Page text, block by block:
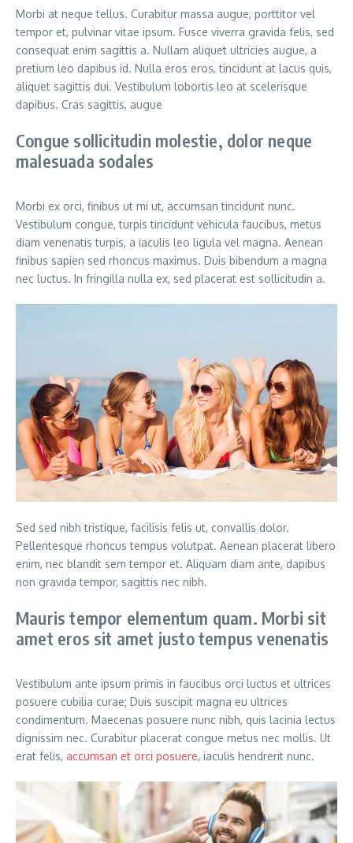
Morbi at neque tellus. Curabitur massa augue, porttitor vel
tempor et, pulvinar vitae ipsum. Fusce viverra gravida felis, sed
consequat enim sagittis a. Nullam aliquet ultricies augue, a
pretium leo dapibus id. Nulla eros eros, tincidunt at lacus quis,
aliquet sagittis dui. Vestibulum lobortis leo at scelerisque
dapibus. Cras sagittis, augue
Congue sollicitudin molestie, dolor neque
malesuada sodales
Morbi ex orci, finibus ut mi ut, accumsan tincidunt nunc.
Vestibulum congue, turpis tincidunt vehicula faucibus, metus
diam venenatis turpis, a iaculis leo ligula vel magna. Aenean
finibus sapien sed rhoncus maximus. Duis bibendum a magna
nec luctus. In fringilla nulla ex, sed placerat est sollicitudin a.
Sed sed nibh tristique, facilisis felis ut, convallis dolor.
Pellentesque rhoncus tempus volutpat. Aenean placerat libero
enim, nec blandit sem tempor et. Aliquam diam ante, dapibus
non gravida tempor, sagittis nec nibh.
Mauris tempor elementum quam. Morbi sit
amet eros sit amet justo tempus venenatis
Vestibulum ante ipsum primis in faucibus orci luctus et ultrices
posuere cubilia curae; Duis suscipit magna eu ultrices
condimentum. Maecenas posuere nunc nibh, quis lacinia lectus
dignissim nec. Curabitur placerat congue metus nec mollis. Ut
erat felis, accumsan et orci posuere, iaculis hendrerit nunc.